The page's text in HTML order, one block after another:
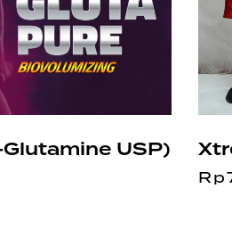
USP)
Rp